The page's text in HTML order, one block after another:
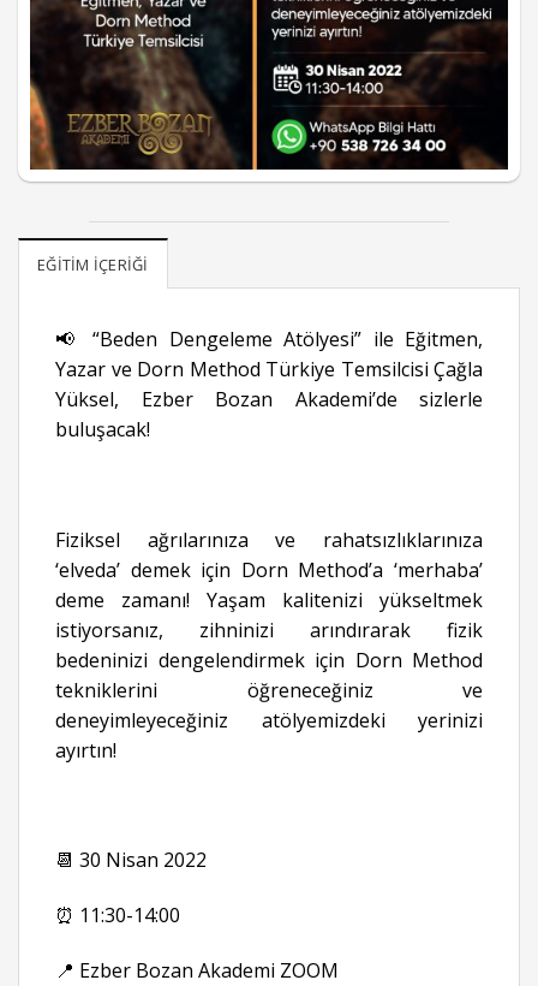
EĞITIM İÇERIĞI
📢 “Beden Dengeleme Atölyesi” ile Eğitmen,
Yazar ve Dorn Method Türkiye Temsilcisi Çağla
Yüksel, Ezber Bozan Akademi’de sizlerle
buluşacak!
Fiziksel ağrılarınıza ve rahatsızlıklarınıza
‘elveda’ demek için Dorn Method’a ‘merhaba’
deme zamanı! Yaşam kalitenizi yükseltmek
istiyorsanız, zihninizi arındırarak fizik
bedeninizi dengelendirmek için Dorn Method
tekniklerini öğreneceğiniz ve
deneyimleyeceğiniz atölyemizdeki yerinizi
ayırtın!
📆 30 Nisan 2022
⏰ 11:30-14:00
📍 Ezber Bozan Akademi ZOOM